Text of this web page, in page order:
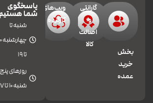
بخش
خرید
عمده
گارانتی
و
اصالت
کالا
ویپ‌های
کارکرده
پاسخگوی
شما هستیم
شنبه تا
تا 19
روزهای پنج
شنبه 10 تا 17